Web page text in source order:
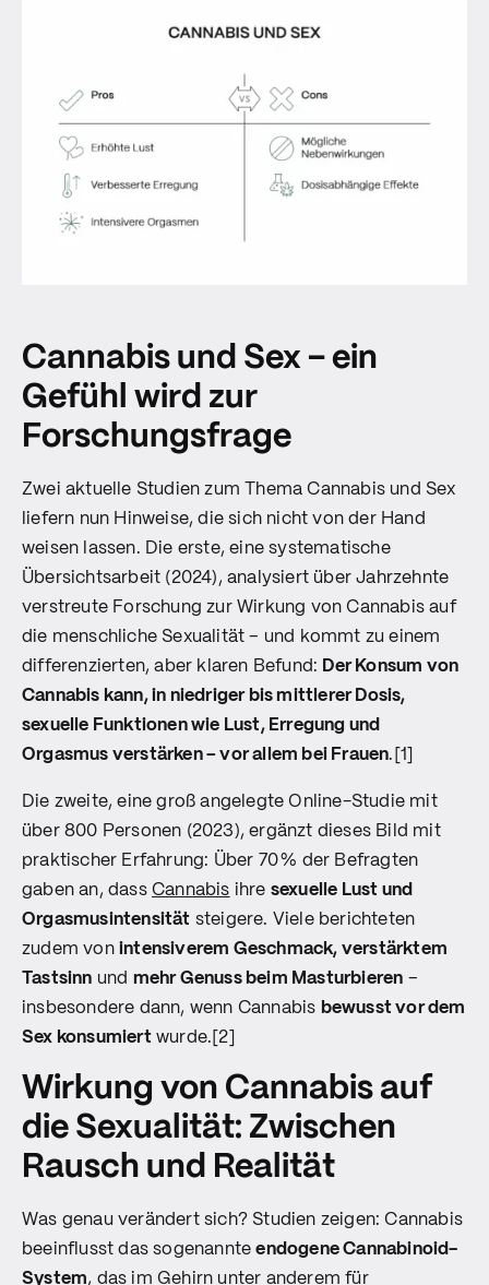
Cannabis und Sex – ein
Gefühl wird zur
Forschungsfrage
Zwei aktuelle Studien zum Thema Cannabis und Sex
liefern nun Hinweise, die sich nicht von der Hand
weisen lassen. Die erste, eine systematische
Übersichtsarbeit (2024), analysiert über Jahrzehnte
verstreute Forschung zur Wirkung von Cannabis auf
die menschliche Sexualität – und kommt zu einem
differenzierten, aber klaren Befund: Der Konsum von
Cannabis kann, in niedriger bis mittlerer Dosis,
sexuelle Funktionen wie Lust, Erregung und
Orgasmus verstärken – vor allem bei Frauen.[1]
Die zweite, eine groß angelegte Online-Studie mit
über 800 Personen (2023), ergänzt dieses Bild mit
praktischer Erfahrung: Über 70 % der Befragten
gaben an, dass Cannabis ihre sexuelle Lust und
Orgasmusintensität steigere. Viele berichteten
zudem von intensiverem Geschmack, verstärktem
Tastsinn und mehr Genuss beim Masturbieren –
insbesondere dann, wenn Cannabis bewusst vor dem
Sex konsumiertwurde.[2]
Wirkung von Cannabis auf
die Sexualität: Zwischen
Rausch und Realität
Was genau verändert sich? Studien zeigen: Cannabis
beeinflusst das sogenannteendogene Cannabinoid-
System, das im Gehirn unter anderem für